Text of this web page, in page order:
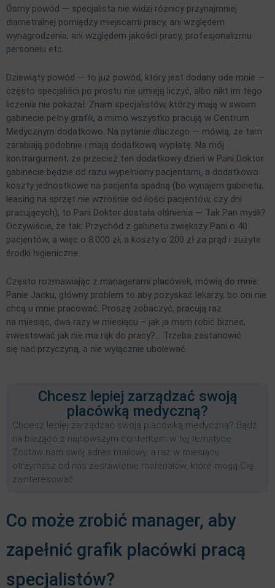
Ósmy powód — specjalista nie widzi różnicy przynajmniej
diametralnej pomiędzy miejscami pracy, ani względem
wynagrodzenia, ani względem jakości pracy, profesjonalizmu
personelu etc.
Dziewiąty powód — to już powód, który jest dodany ode mnie —
często specjaliści po prostu nie umieją liczyć, albo nikt im tego
liczenia nie pokazał. Znam specjalistów, którzy mają w swoim
gabinecie pełny grafik, a mimo wszystko pracują w Centrum
Medycznym dodatkowo. Na pytanie dlaczego — mówią, że tam
zarabiają podobnie i mają dodatkową wypłatę. Na mój
kontrargument, że przecież ten dodatkowy dzień w Pani Doktor
gabinecie będzie od razu wypełniony pacjentami, a dodatkowo
koszty jednostkowe na pacjenta spadną (bo wynajem gabinetu,
leasing na sprzęt nie wzrośnie od ilości pacjentów, czy dni
pracujących), to Pani Doktor dostała olśnienia — Tak Pan myśli?
Oczywiście, że tak: Przychód z gabinetu zwiększy Pani o 40
pacjentów, a więc o 8.000 zł, a koszty o 200 zł za prąd i zużyte
środki higieniczne.
Często rozmawiając z managerami placówek, mówią do mnie:
Panie Jacku, główny problem to aby pozyskać lekarzy, bo oni nie
chcą u mnie pracować. Proszę zobaczyć, pracują raz
na miesiąc, dwa razy w miesiącu – jak ja mam robić biznes,
inwestować jak nie ma rąk do pracy?… Trzeba zastanowić
się nad przyczyną, a nie wyłącznie ubolewać.
Chcesz lepiej zarządzać swoją
placówką medyczną?
Chcesz lepiej zarządzać swoją placówką medyczną? Bądź
na bieżąco z najnowszym contentem w tej tematyce.
Zostaw nam swój adres mailowy, a raz w miesiącu
otrzymasz od nas zestawienie materiałów, które mogą Cię
zainteresować.
Co może zrobić manager, aby
zapełnić grafik placówki pracą
specjalistów?